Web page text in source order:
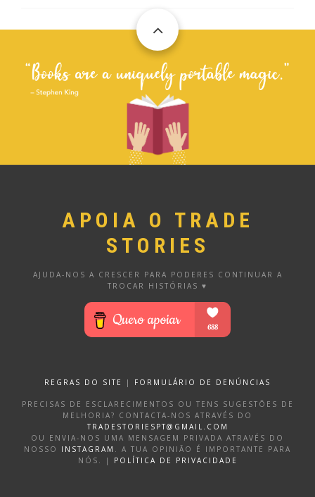
APOIA O TRADE
STORIES
AJUDA-NOS A CRESCER PARA PODERES CONTINUAR A
TROCAR HISTÓRIAS ♥
REGRAS DO SITE | FORMULÁRIO DE DENÚNCIAS
PRECISAS DE ESCLARECIMENTOS OU TENS SUGESTÕES DE
MELHORIA? CONTACTA-NOS ATRAVÉS DO
TRADESTORIESPT@GMAIL.COM
OU ENVIA-NOS UMA MENSAGEM PRIVADA ATRAVÉS DO
NOSSO INSTAGRAM . A TUA OPINIÃO É IMPORTANTE PARA
NÓS. |
POLÍTICA DE PRIVACIDADE